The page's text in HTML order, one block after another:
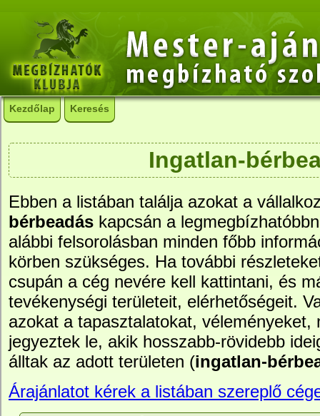
Kezdőlap Keresés
Ingatlan-
Ebben a listában találja azokat a
bérbeadás kapcsán a
alábbi felsorolásban minden főbb
körben szükséges. Ha további
csupán a cég nevére kell kattintani, és
tevékenységi területeit, elérhetőségeit.
azokat a tapasztalatokat, véleményeket,
jegyeztek le, akik hosszabb-rövidebb
álltak az adott területen (ingatlan-
Árajánlatot kérek a listában szereplő